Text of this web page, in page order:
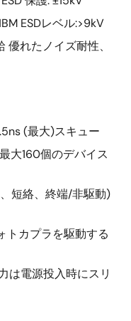
ESDレベル:>9kV
れたノイズ耐性、
(最大)スキュー
大160個のデバイス
短絡、終端/非駆動)
トカプラを駆動する
は電源投入時にスリ